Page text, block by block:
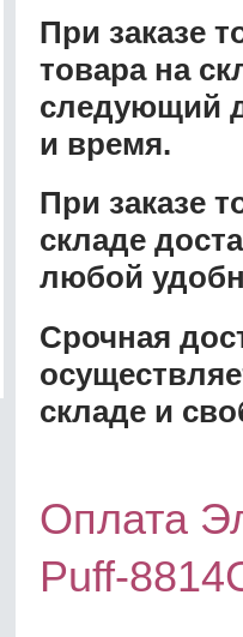
При заказе
товара на
следующий
и время.
При заказе
складе
любой
Срочная
складе и
Оплата
Puff-